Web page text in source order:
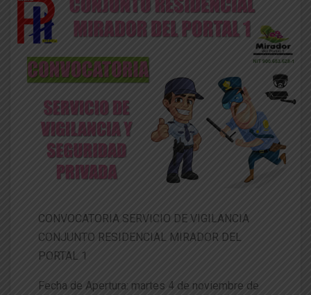
CONVOCATORIA SERVICIO DE VIGILANCIA
CONJUNTO RESIDENCIAL MIRADOR DEL
PORTAL 1
Fecha de Apertura: martes 4 de noviembre de